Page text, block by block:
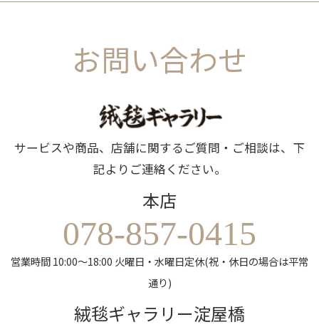
お問い合わせ
サービスや商品、店舗に関するご質問・ご相談は、下
記よりご連絡ください。
本店
078-857-0415
営業時間 10:00～18:00 火曜日・水曜日定休(祝・休日の場合は平常
通り)
絨毯ギャラリー淀屋橋